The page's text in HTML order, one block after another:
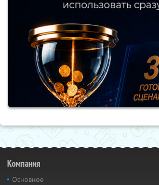
Компания
Основное